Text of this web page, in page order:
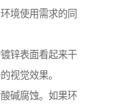
境使用需求的同
锌表面看起来干
视觉效果。
碱腐蚀。如果环